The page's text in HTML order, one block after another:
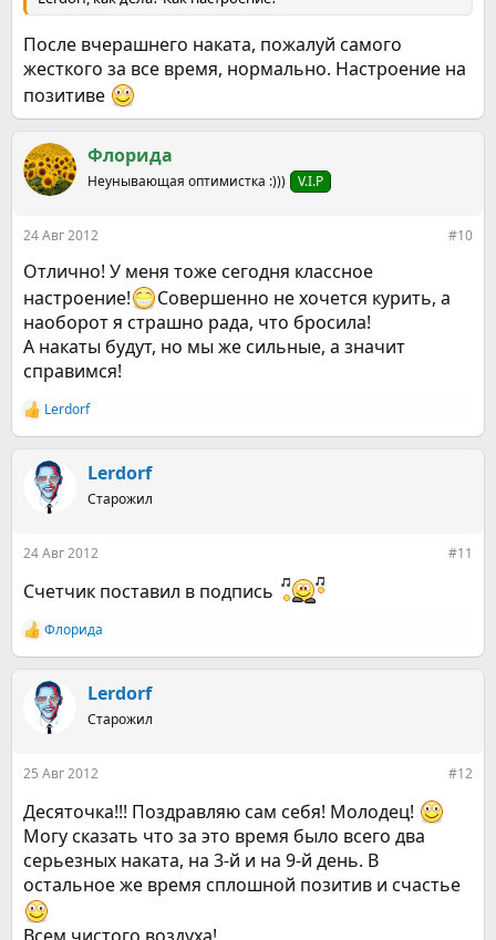
После вчерашнего наката, пожалуй самого
жесткого за все время, нормально. Настроение на
позитиве
Флорида
Неунывающая оптимистка :))) V.I.P
24 Авг 2012 #10
Отлично! У меня тоже сегодня классное
настроение!
Совершенно не хочется курить, а
наоборот я страшно рада, что бросила!
А накаты будут, но мы же сильные, а значит
справимся!
Р
е
Lerdorf
Lerdorf
Старожил
24 Авг 2012 #11
Счетчик поставил в подпись
Р
е
Флорида
Lerdorf
Старожил
25 Авг 2012 #12
Десяточка!!! Поздравляю сам себя! Молодец!
Могу сказать что за это время было всего два
серьезных наката, на 3-й и на 9-й день. В
остальное же время сплошной позитив и счастье